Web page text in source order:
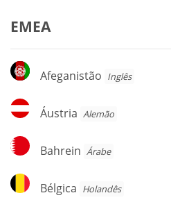
EMEA
Afeganistão
Afeganistão Inglês
Áustria
Áustria Alemão
Bahrein
Bahrein Árabe
Bélgica
Bélgica Holandês